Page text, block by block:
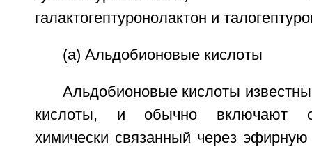
галактогептуронолактон и
(а) Альдобионовые кислоты
Альдобионовые кислоты
кислоты, и обычно включают
химически связанный через